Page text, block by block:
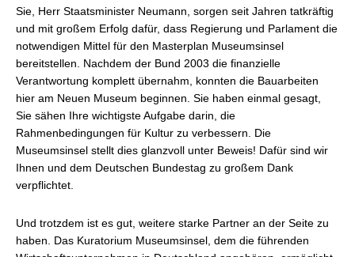
Sie, Herr Staatsminister Neumann, sorgen seit Jahren tatkräftig
und mit großem Erfolg dafür, dass Regierung und Parlament die
notwendigen Mittel für den Masterplan Museumsinsel
bereitstellen. Nachdem der Bund 2003 die finanzielle
Verantwortung komplett übernahm, konnten die Bauarbeiten
hier am Neuen Museum beginnen. Sie haben einmal gesagt,
Sie sähen Ihre wichtigste Aufgabe darin, die
Rahmenbedingungen für Kultur zu verbessern. Die
Museumsinsel stellt dies glanzvoll unter Beweis! Dafür sind wir
Ihnen und dem Deutschen Bundestag zu großem Dank
verpflichtet.
Und trotzdem ist es gut, weitere starke Partner an der Seite zu
haben. Das Kuratorium Museumsinsel, dem die führenden